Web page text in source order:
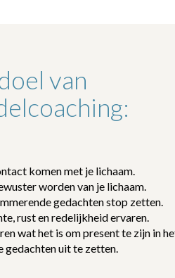
van
komen met je lichaam.
worden van je lichaam.
gedachten stop zetten.
rust en redelijkheid ervaren.
wat het is om present te zijn in
gedachten uit te zetten.